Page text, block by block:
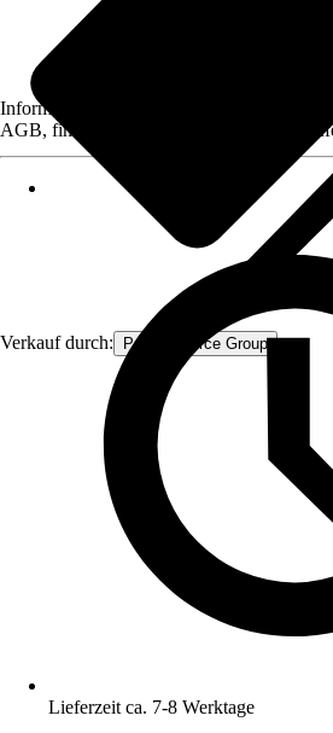
Verkauf durch: Procommerce Group
Informationen des Verkäufers, wie z. B.
AGB, finden Sie bei Klick auf den
Lieferzeit ca. 7-8 Werktage